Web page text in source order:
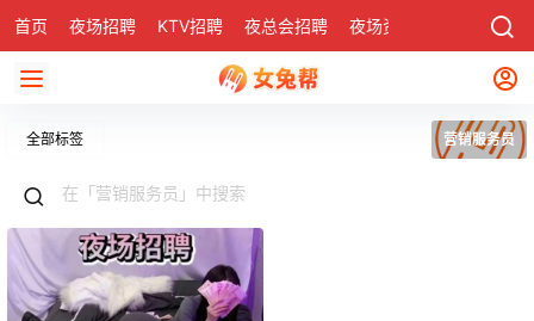
首页 夜场招聘 KTV招聘 夜总会招聘 夜场资讯 社区
全部标签 营销服务员